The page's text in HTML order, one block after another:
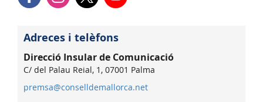
Adreces i telèfons
Direcció Insular de Comunicació
C/ del Palau Reial, 1, 07001 Palma
premsa@conselldemallorca.net